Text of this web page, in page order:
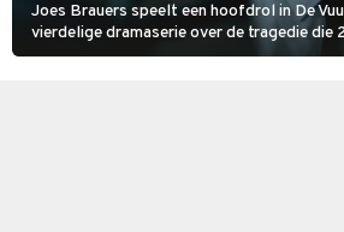
Joes Brauers speelt een hoofdrol in De
vierdelige dramaserie over de tragedie die
plaatsvond in Enschede. ‘Deze